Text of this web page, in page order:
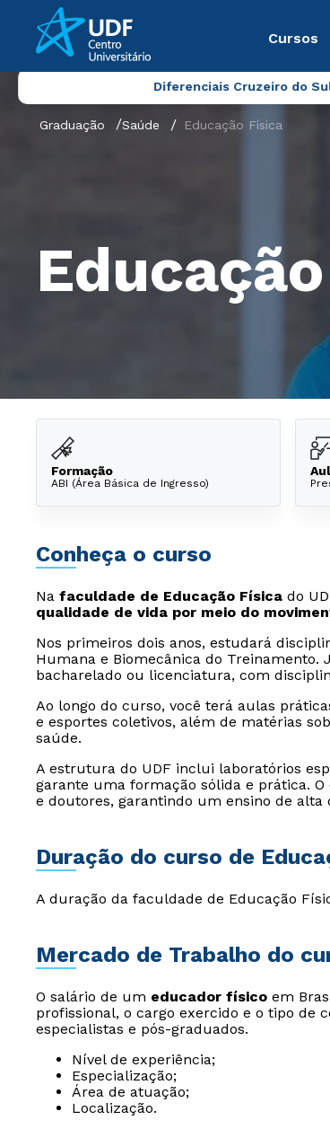
Cursos
Diferenciais Cruzeiro do
Graduação Saúde Educação Física
Formação
ABI (Área Básica de Ingresso)
Conheça o curso
Na faculdade de Educação Física do
qualidade de vida por meio do
Nos primeiros dois anos, estudará
Humana e Biomecânica do
bacharelado ou licenciatura, com
Ao longo do curso, você terá aulas
e esportes coletivos, além de matérias
saúde.
A estrutura do UDF inclui laboratórios
garante uma formação sólida e prática.
e doutores, garantindo um ensino de alta
Duração do curso de
A duração da faculdade de Educação
Mercado de Trabalho do
O salário de um educador físico em
profissional, o cargo exercido e o tipo de
especialistas e pós-graduados.
Nível de experiência;
Especialização;
Área de atuação;
Localização.